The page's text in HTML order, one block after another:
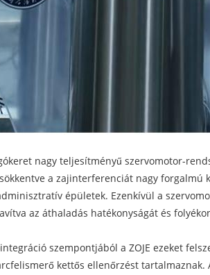
nagy teljesítményű szervomotor-
a zajinterferenciát nagy forgalmú
épületek. Ezenkívül a
az áthaladás hatékonyságát és
szempontjából a ZOJE ezeket
kettős ellenőrzést